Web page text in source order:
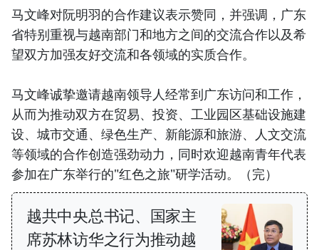
马文峰对阮明羽的合作建议表示赞同，并强调，广东
省特别重视与越南部门和地方之间的交流合作以及希
望双方加强友好交流和各领域的实质合作。
马文峰诚挚邀请越南领导人经常到广东访问和工作，
从而为推动双方在贸易、投资、工业园区基础设施建
设、城市交通、绿色生产、新能源和旅游、人文交流
等领域的合作创造强劲动力，同时欢迎越南青年代表
参加在广东举行的"红色之旅"研学活动。（完）
越共中央总书记、国家主
席苏林访华之行为推动越